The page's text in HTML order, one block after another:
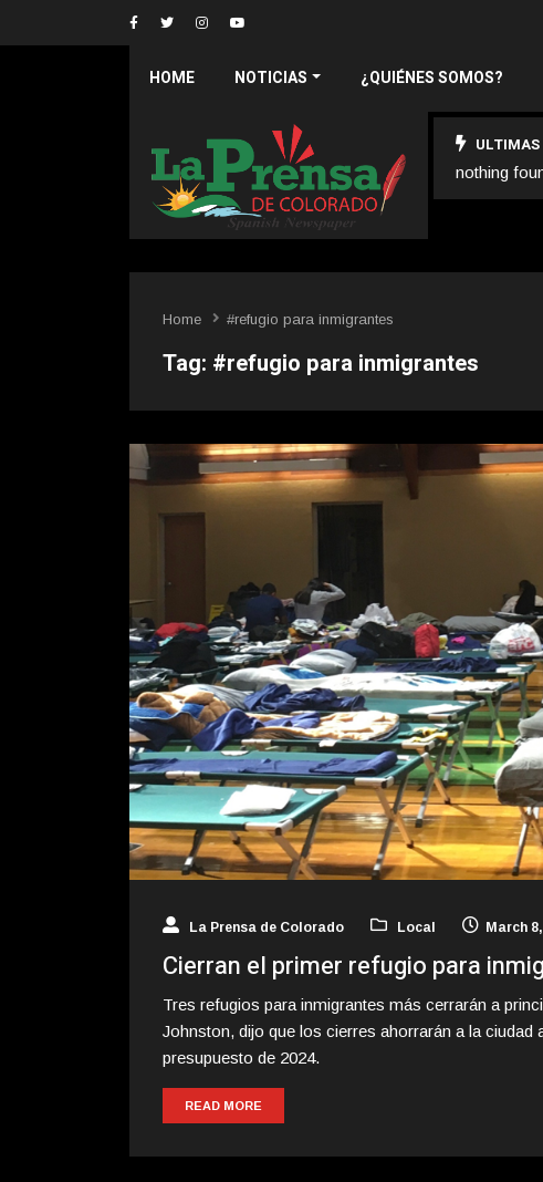
HOME NOTICIAS ¿QUIÉNES SOMOS?
nothing
Home #refugio para inmigrantes
Tag: #refugio para inmigrantes
La Prensa de Colorado Local March
Cierran el primer refugio para
Tres refugios para inmigrantes más cerrarán a
Johnston, dijo que los cierres ahorrarán a la
presupuesto de 2024.
READ MORE